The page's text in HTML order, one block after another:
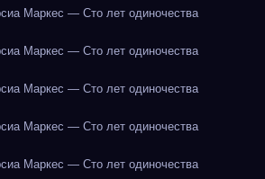
Маркес — Сто лет одиночества
Маркес — Сто лет одиночества
Маркес — Сто лет одиночества
Маркес — Сто лет одиночества
Маркес — Сто лет одиночества